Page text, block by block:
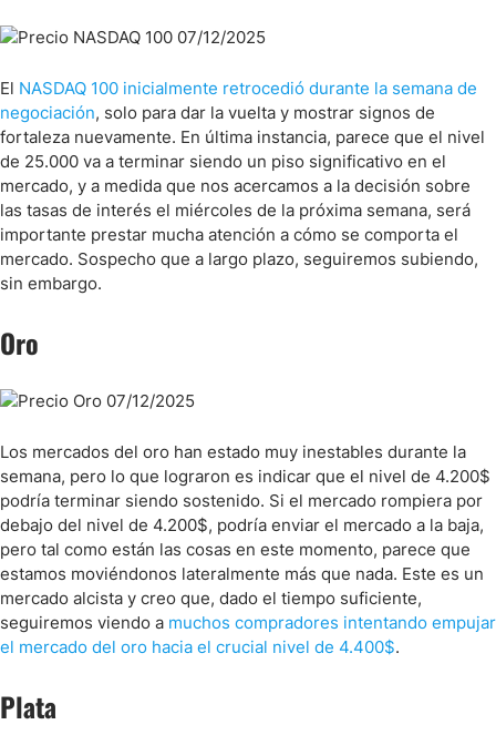
El NASDAQ 100 inicialmente retrocedió durante la semana de
negociación, solo para dar la vuelta y mostrar signos de
fortaleza nuevamente. En última instancia, parece que el nivel
de 25.000 va a terminar siendo un piso significativo en el
mercado, y a medida que nos acercamos a la decisión sobre
las tasas de interés el miércoles de la próxima semana, será
importante prestar mucha atención a cómo se comporta el
mercado. Sospecho que a largo plazo, seguiremos subiendo,
sin embargo.
Oro
Los mercados del oro han estado muy inestables durante la
semana, pero lo que lograron es indicar que el nivel de 4.200$
podría terminar siendo sostenido. Si el mercado rompiera por
debajo del nivel de 4.200$, podría enviar el mercado a la baja,
pero tal como están las cosas en este momento, parece que
estamos moviéndonos lateralmente más que nada. Este es un
mercado alcista y creo que, dado el tiempo suficiente,
seguiremos viendo a muchos compradores intentando empujar
el mercado del oro hacia el crucial nivel de 4.400$.
Plata